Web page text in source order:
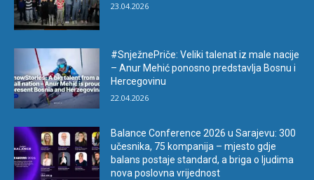
23.04.2026
#SnježnePriče: Veliki talenat iz male nacije
– Anur Mehić ponosno predstavlja Bosnu i
Hercegovinu
22.04.2026
Balance Conference 2026 u Sarajevu: 300
učesnika, 75 kompanija – mjesto gdje
balans postaje standard, a briga o ljudima
nova poslovna vrijednost